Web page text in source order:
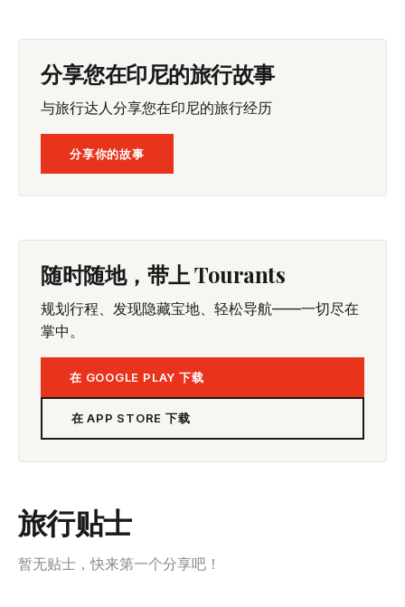
分享您在印尼的旅行故事
与旅行达人分享您在印尼的旅行经历
分享你的故事
随时随地，带上 Tourants
规划行程、发现隐藏宝地、轻松导航——一切尽在
掌中。
在 GOOGLE PLAY 下载
在 APP STORE 下载
旅行贴士
暂无贴士，快来第一个分享吧！